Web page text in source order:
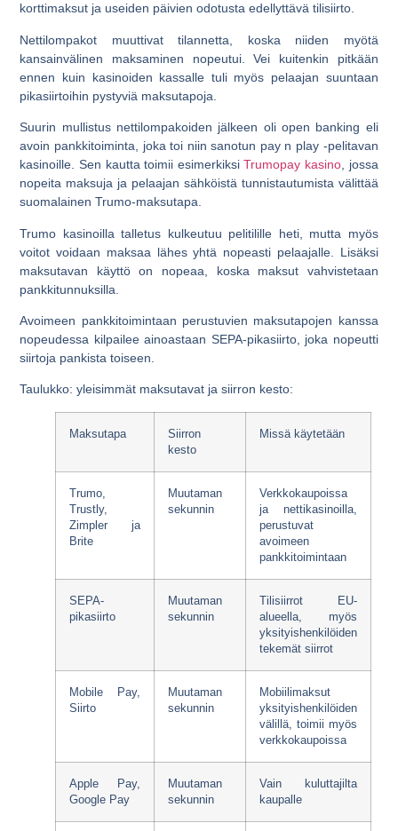
korttimaksut ja useiden päivien odotusta edellyttävä tilisiirto.
Nettilompakot muuttivat tilannetta, koska niiden myötä
kansainvälinen maksaminen nopeutui. Vei kuitenkin pitkään
ennen kuin kasinoiden kassalle tuli myös pelaajan suuntaan
pikasiirtoihin pystyviä maksutapoja.
Suurin mullistus nettilompakoiden jälkeen oli open banking eli
avoin pankkitoiminta, joka toi niin sanotun pay n play -pelitavan
kasinoille. Sen kautta toimii esimerkiksiTrumopay kasino, jossa
nopeita maksuja ja pelaajan sähköistä tunnistautumista välittää
suomalainen Trumo-maksutapa.
Trumo kasinoilla talletus kulkeutuu pelitilille heti, mutta myös
voitot voidaan maksaa lähes yhtä nopeasti pelaajalle. Lisäksi
maksutavan käyttö on nopeaa, koska maksut vahvistetaan
pankkitunnuksilla.
Avoimeen pankkitoimintaan perustuvien maksutapojen kanssa
nopeudessa kilpailee ainoastaan SEPA-pikasiirto, joka nopeutti
siirtoja pankista toiseen.
Taulukko: yleisimmät maksutavat ja siirron kesto:
Maksutapa
Siirron
kesto
Missä käytetään
Trumo,
Trustly,
Zimpler ja
Brite
Muutaman
sekunnin
Verkkokaupoissa
ja nettikasinoilla,
perustuvat
avoimeen
pankkitoimintaan
SEPA-
pikasiirto
Muutaman
sekunnin
Tilisiirrot EU-
alueella, myös
yksityishenkilöiden
tekemät siirrot
Mobile Pay,
Siirto
Muutaman
sekunnin
Mobiilimaksut
yksityishenkilöiden
välillä, toimii myös
verkkokaupoissa
Apple Pay,
Google Pay
Muutaman
sekunnin
Vain kuluttajilta
kaupalle